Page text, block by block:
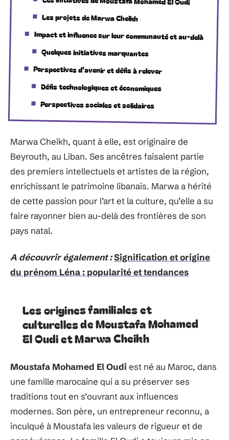
Les projets de Marwa Cheikh
Impact et influence sur leur communauté et au-delà
Quelques initiatives marquantes
Perspectives d’avenir et défis à relever
Défis technologiques et économiques
Perspectives sociales et solidaires
Marwa Cheikh, quant à elle, est originaire de
Beyrouth, au Liban. Ses ancêtres faisaient partie
des premiers intellectuels et artistes de la région,
enrichissant le patrimoine libanais. Marwa a hérité
de cette passion pour l’art et la culture, qu’elle a su
faire rayonner bien au-delà des frontières de son
pays natal.
A découvrir également :Signification et origine
du prénom Léna : popularité et tendances
Les origines familiales et
culturelles de Moustafa Mohamed
El Oudi et Marwa Cheikh
Moustafa Mohamed El Oudi est né au Maroc, dans
une famille marocaine qui a su préserver ses
traditions tout en s’ouvrant aux influences
modernes. Son père, un entrepreneur reconnu, a
inculqué à Moustafa les valeurs de rigueur et de